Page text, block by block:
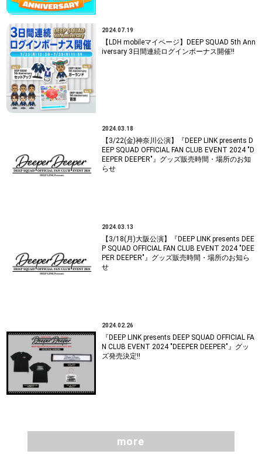
2024.07.19
【LDH mobileマイページ】DEEP SQUAD 5th Ann
iversary 3日間連続ログインボーナス開催!!
2024.03.18
【3/22(金)神奈川公演】『DEEP LINK presents D
EEP SQUAD OFFICIAL FAN CLUB EVENT 2024 "D
EEPER DEEPER"』グッズ販売時間・場所のお知
らせ
2024.03.13
【3/18(月)大阪公演】『DEEP LINK presents DEE
P SQUAD OFFICIAL FAN CLUB EVENT 2024 "DEE
PER DEEPER"』グッズ販売時間・場所のお知ら
せ
2024.02.26
『DEEP LINK presents DEEP SQUAD OFFICIAL FA
N CLUB EVENT 2024 "DEEPER DEEPER"』グッ
ズ発売決定!!
more